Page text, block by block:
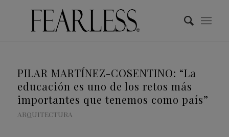
PILAR MARTÍNEZ-COSENTINO: “La
educación es uno de los retos más
importantes que tenemos como país”
ARQUITECTURA